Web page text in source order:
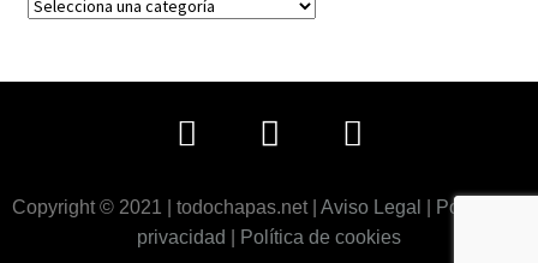
Copyright © 2021 | todochapas.net | Aviso Legal
Política de
privacidad
Política de cookies